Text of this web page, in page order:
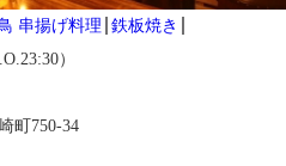
串揚げ料理 鉄板焼き
）
町750-34